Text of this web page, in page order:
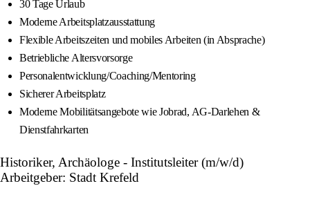
30 Tage Urlaub
Moderne Arbeitsplatzausstattung
Flexible Arbeitszeiten und mobiles Arbeiten (in Absprache)
Betriebliche Altersvorsorge
Personalentwicklung/Coaching/Mentoring
Sicherer Arbeitsplatz
Moderne Mobilitätsangebote wie Jobrad, AG-Darlehen &
Dienstfahrkarten
Historiker, Archäologe - Institutsleiter (m/w/d)
Arbeitgeber: Stadt Krefeld